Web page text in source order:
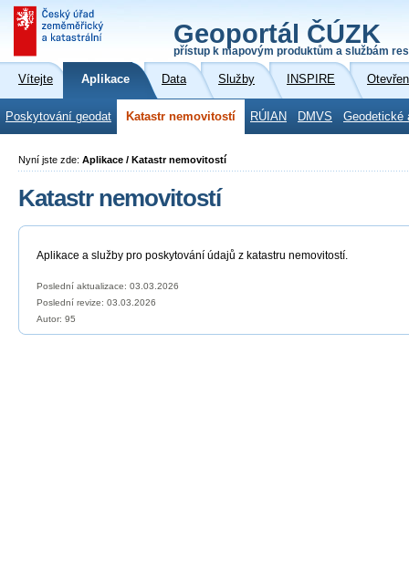
Geoportál ČÚZK
přístup k mapovým produktům a službám
Vítejte Aplikace Data Služby INSPIRE
Poskytování geodat Katastr nemovitostí RÚIAN DMVS Geodetické
Nyní jste zde: Aplikace / Katastr nemovitostí
Katastr nemovitostí
Aplikace a služby pro poskytování údajů z katastru nemovitostí.
Poslední aktualizace: 03.03.2026
Poslední revize: 03.03.2026
Autor: 95